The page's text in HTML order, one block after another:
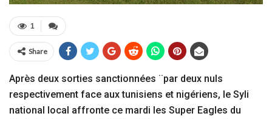
1
Share
Après deux sorties sanctionnées ¨par deux nuls
respectivement face aux tunisiens et nigériens, le Syli
national local affronte ce mardi les Super Eagles du